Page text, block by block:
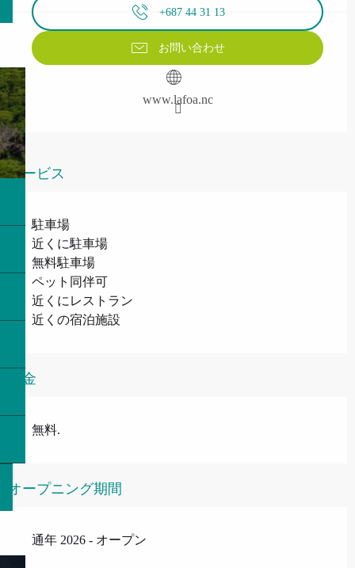
+687 44 31 13
お問い合わせ
www.lafoa.nc
サービス
駐車場
近くに駐車場
無料駐車場
ペット同伴可
近くにレストラン
近くの宿泊施設
料金
無料.
オープニング期間
通年 2026 - オープン